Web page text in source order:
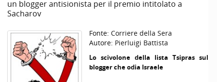
un blogger antisionista per il premio intitolato a
Sacharov
Fonte: Corriere della Sera
Autore: Pierluigi Battista
Lo scivolone della lista Tsipras sul
blogger che odia Israele